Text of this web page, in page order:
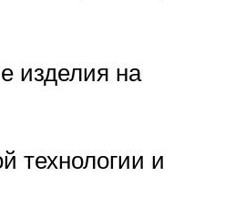
изделия на
технологии и